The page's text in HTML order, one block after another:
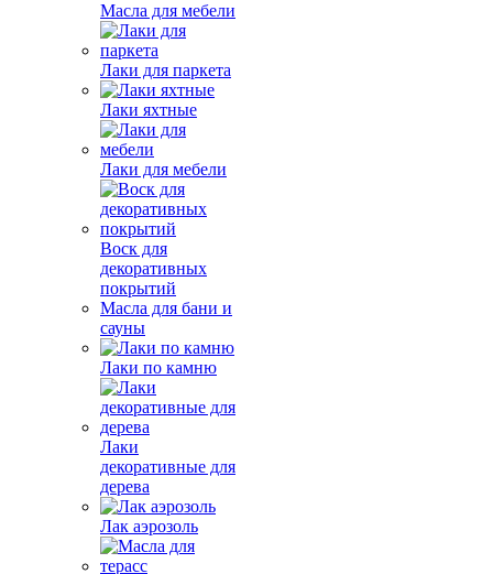
Масла для мебели
Лаки для паркета
Лаки яхтные
Лаки для мебели
Воск для
декоративных
покрытий
Масла для бани и
сауны
Лаки по камню
Лаки
декоративные для
дерева
Лак аэрозоль